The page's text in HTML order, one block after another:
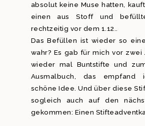
absolut keine Muse hatten,
einen aus Stoff und
rechtzeitig vor dem 1.12..
Das Befüllen ist wieder so
wahr? Es gab für mich vor zwei
wieder mal Buntstifte und
Ausmalbuch, das
schöne Idee. Und über diese
sogleich auch auf den
gekommen: Einen